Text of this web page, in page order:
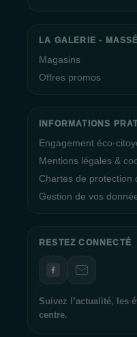
LA GALERIE -
Magasins
Offres promos
INFORMATIONS
Engagement éco-
Mentions légales &
Chartes de protection
Gestion de vos
RESTEZ CONNECTÉ
Suivez l’actualité, les
centre.